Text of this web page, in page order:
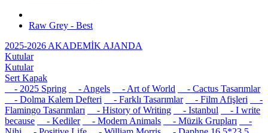
Raw Grey - Best
2025-2026 AKADEMİK AJANDA
Kutular
Kutular
Sert Kapak
- 2025 Spring
- Angels - Art of World
- Cactus Tasarımlar
- Dolma Kalem Defteri
- Farklı Tasarımlar - Film Afişleri
-
Flamingo Tasarımları
- History of Writing - Istanbul
- I write
because
- Kediler - Modern Animals - Müzik Grupları
-